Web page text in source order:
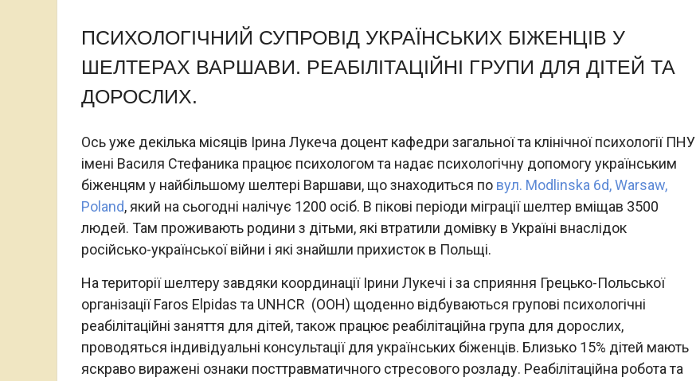
ПСИХОЛОГІЧНИЙ СУПРОВІД УКРАЇНСЬКИХ БІЖЕНЦІВ У
ШЕЛТЕРАХ ВАРШАВИ. РЕАБІЛІТАЦІЙНІ ГРУПИ ДЛЯ ДІТЕЙ ТА
ДОРОСЛИХ.
Ось уже декілька місяців Ірина Лукеча доцент кафедри загальної та клінічної психології ПНУ
імені Василя Стефаника працює психологом та надає психологічну допомогу українським
біженцям у найбільшому шелтері Варшави, що знаходиться по вул. Modlinska 6d, Warsaw,
Poland, який на сьогодні налічує 1200 осіб. В пікові періоди міграції шелтер вміщав 3500
людей. Там проживають родини з дітьми, які втратили домівку в Україні внаслідок
російсько-української війни і які знайшли прихисток в Польщі.
На території шелтеру завдяки координації Ірини Лукечі і за сприяння Грецько-Польської
організації Faros Elpidas та UNHCR (ООН) щоденно відбуваються групові психологічні
реабілітаційні заняття для дітей, також працює реабілітаційна група для дорослих,
проводяться індивідуальні консультації для українських біженців. Близько 15% дітей мають
яскраво виражені ознаки посттравматичного стресового розладу. Реабілітаційна робота та